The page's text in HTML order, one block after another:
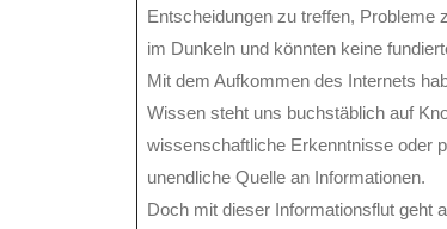
Entscheidungen zu treffen, Probleme
im Dunkeln und könnten keine
Mit dem Aufkommen des Internets
Wissen steht uns buchstäblich auf
wissenschaftliche Erkenntnisse oder
unendliche Quelle an Informationen.
Doch mit dieser Informationsflut geht